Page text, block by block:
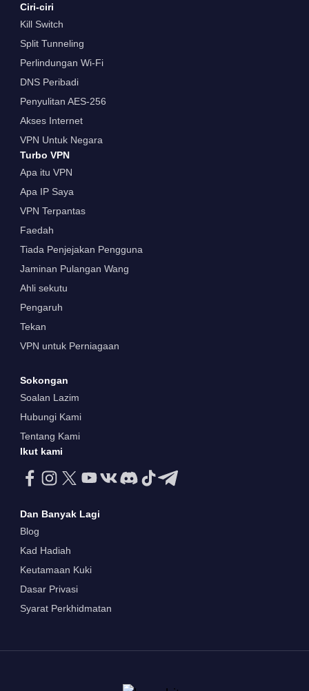
Ciri-ciri
Kill Switch
Split Tunneling
Perlindungan Wi-Fi
DNS Peribadi
Penyulitan AES-256
Akses Internet
VPN Untuk Negara
Turbo VPN
Apa itu VPN
Apa IP Saya
VPN Terpantas
Faedah
Tiada Penjejakan Pengguna
Jaminan Pulangan Wang
Ahli sekutu
Pengaruh
Tekan
VPN untuk Perniagaan
Sokongan
Soalan Lazim
Hubungi Kami
Tentang Kami
Ikut kami
Dan Banyak Lagi
Blog
Kad Hadiah
Keutamaan Kuki
Dasar Privasi
Syarat Perkhidmatan